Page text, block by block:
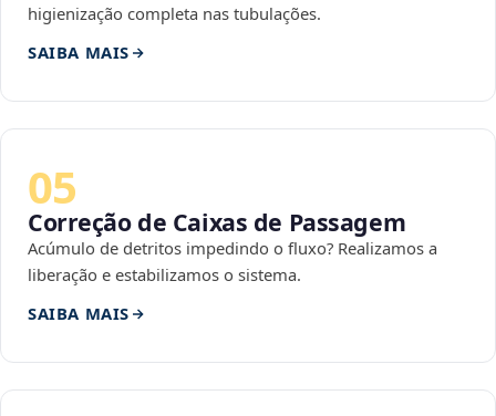
higienização completa nas tubulações.
SAIBA MAIS
05
Correção de Caixas de Passagem
Acúmulo de detritos impedindo o fluxo? Realizamos a
liberação e estabilizamos o sistema.
SAIBA MAIS